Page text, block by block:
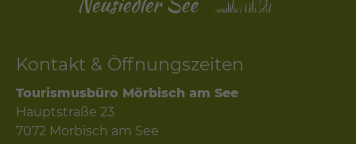
Kontakt & Öffnungszeiten
Tourismusbüro Mörbisch am See
Hauptstraße 23
7072 Mörbisch am See